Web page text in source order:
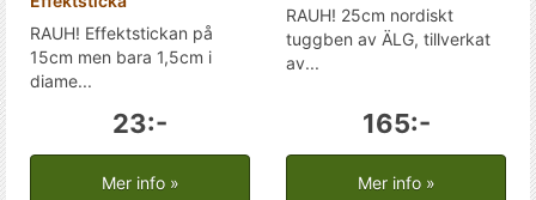
RAUH! Effektstickan på
15cm men bara 1,5cm i
diame...
23:-
Mer info »
RAUH! 25cm nordiskt
tuggben av ÄLG, tillverkat
av...
165:-
Mer info »